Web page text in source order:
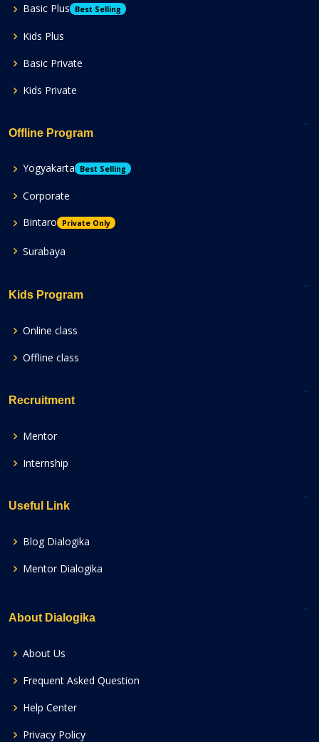
Basic Plus Best Selling
Kids Plus
Basic Private
Kids Private
Offline Program
Yogyakarta Best Selling
Corporate
Bintaro
Private Only
Surabaya
Kids Program
Online class
Offline class
Recruitment
Mentor
Internship
Useful Link
Blog Dialogika
Mentor Dialogika
About Dialogika
About Us
Frequent Asked Question
Help Center
Privacy Policy